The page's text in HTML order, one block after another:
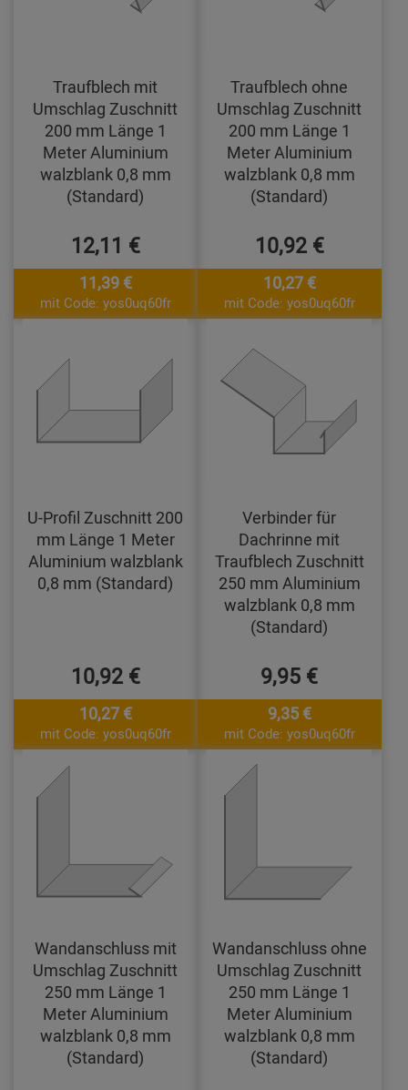
Traufblech mit
Umschlag Zuschnitt
200 mm Länge 1
Meter Aluminium
walzblank 0,8 mm
(Standard)
12,11 €
11,39 €
mit Code: yos0uq60fr
Traufblech ohne
Umschlag Zuschnitt
200 mm Länge 1
Meter Aluminium
walzblank 0,8 mm
(Standard)
10,92 €
10,27 €
mit Code: yos0uq60fr
U-Profil Zuschnitt 200
mm Länge 1 Meter
Aluminium walzblank
0,8 mm (Standard)
10,92 €
10,27 €
mit Code: yos0uq60fr
Verbinder für
Dachrinne mit
Traufblech Zuschnitt
250 mm Aluminium
walzblank 0,8 mm
(Standard)
9,95 €
9,35 €
mit Code: yos0uq60fr
Wandanschluss mit
Umschlag Zuschnitt
250 mm Länge 1
Meter Aluminium
walzblank 0,8 mm
(Standard)
Wandanschluss ohne
Umschlag Zuschnitt
250 mm Länge 1
Meter Aluminium
walzblank 0,8 mm
(Standard)